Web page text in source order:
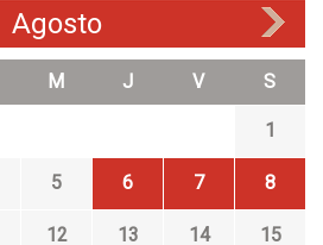
Agosto
M J V S
1
5 6 7 8
12 13 14 15